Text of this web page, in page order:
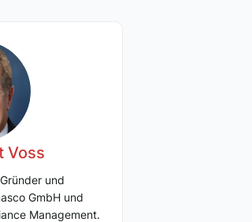
Voss
und
GmbH und
Management.